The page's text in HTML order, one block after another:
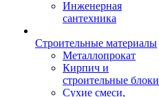
Инженерная
сантехника
Строительные материалы
Металлопрокат
Кирпич и
строительные блоки
Сухие смеси,